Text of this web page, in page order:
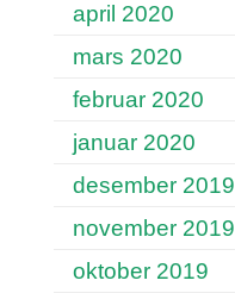
april 2020
mars 2020
februar 2020
januar 2020
desember 2019
november 2019
oktober 2019